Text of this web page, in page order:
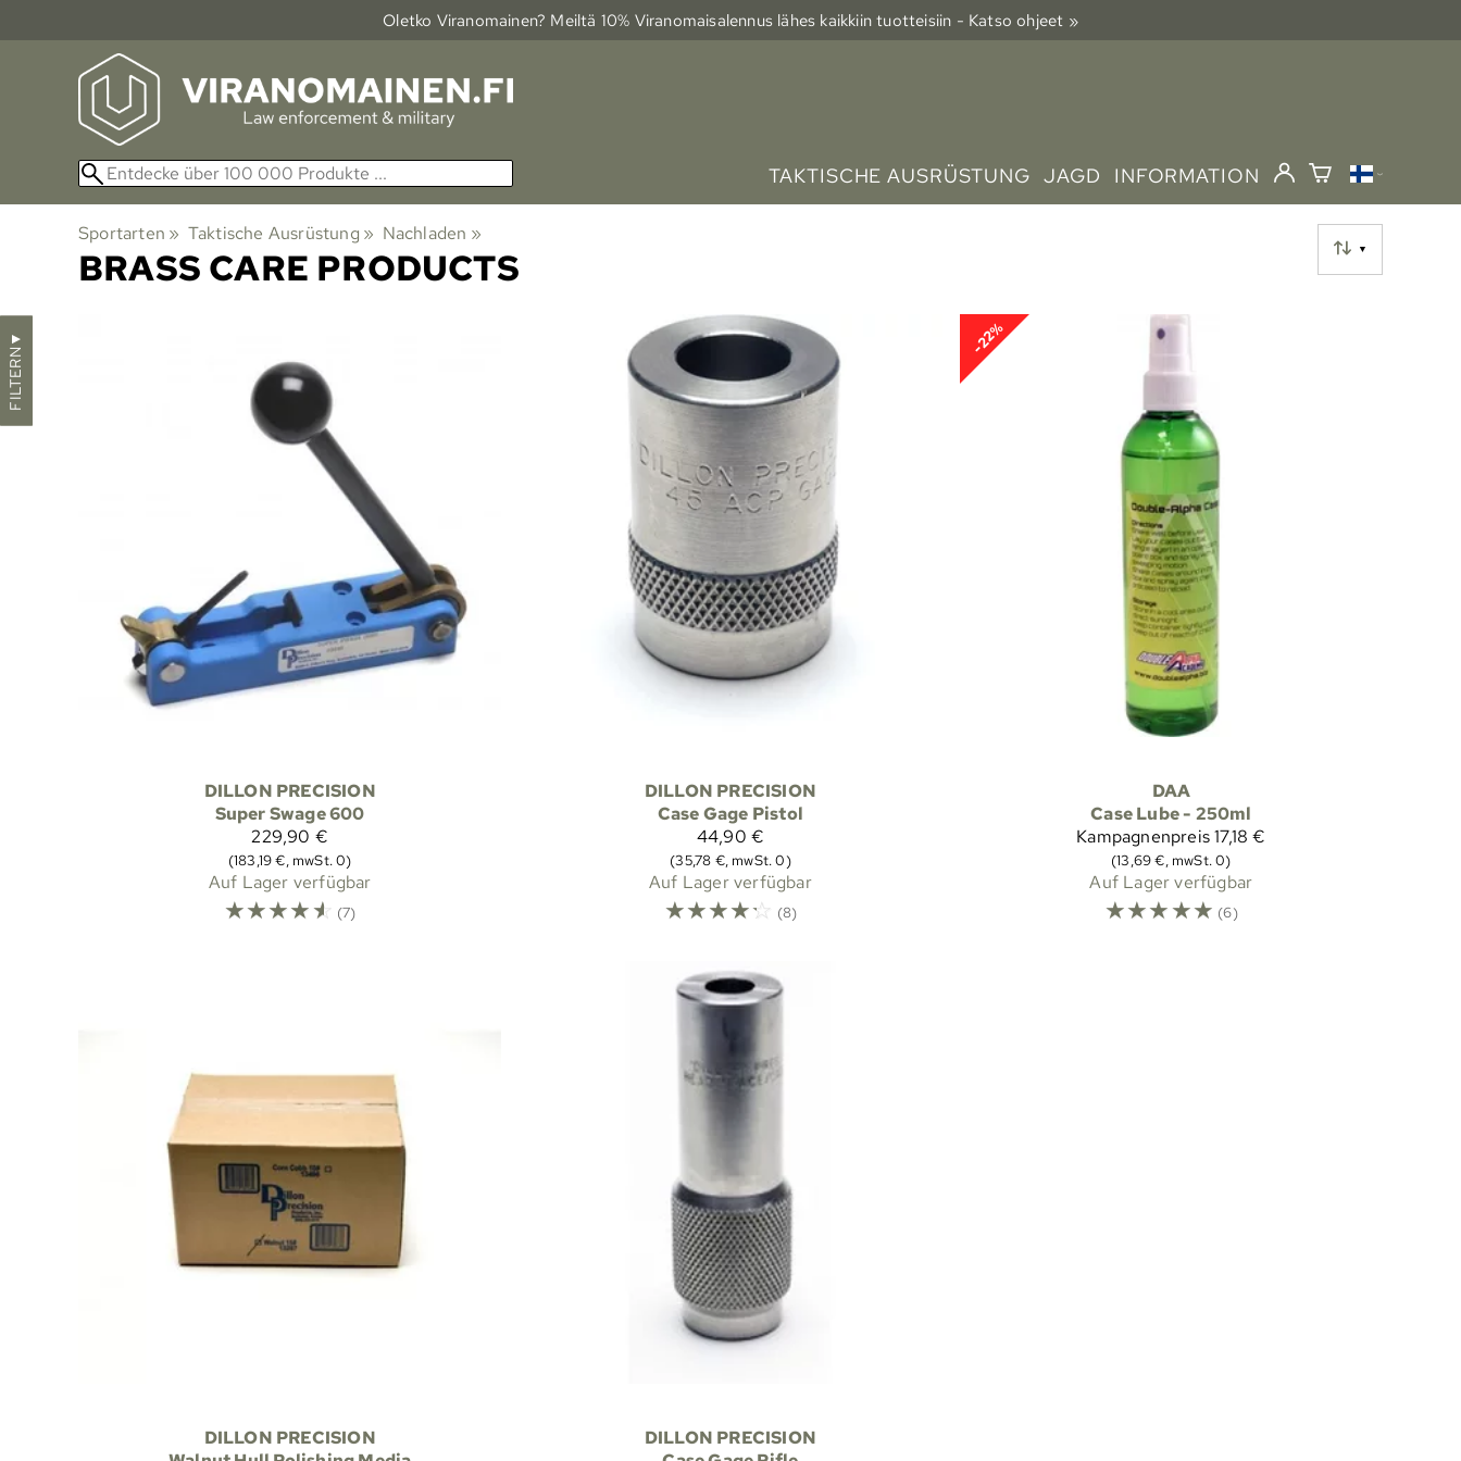
Oletko Viranomainen? Meiltä 10% Viranomais­alennus lähes kaikkiin tuotteisiin - Katso ohjeet »
TAKTISCHE AUSRÜSTUNG JAGD INFORMATION
Sportarten ‪» Taktische Ausrüstung ‪» Nachladen ‪»
▼
BRASS CARE PRODUCTS
FILTERN
▼
DILLON PRECISION
Super Swage 600
229,90 €
(183,19 €, mwSt. 0)
Auf Lager verfügbar
☆☆☆☆☆ (7)
DILLON PRECISION
Case Gage Pistol
44,90 €
(35,78 €, mwSt. 0)
Auf Lager verfügbar
☆☆☆☆☆ (8)
-22%
DAA
Case Lube - 250ml
Kampagnenpreis17,18 €
(13,69 €, mwSt. 0)
Auf Lager verfügbar
☆☆☆☆☆ (6)
DILLON PRECISION
DILLON PRECISION